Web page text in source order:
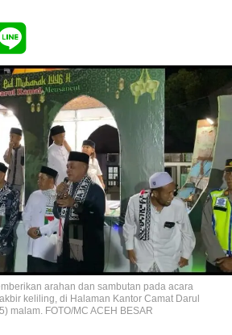
arahan dan sambutan pada acara
keliling, di Halaman Kantor Camat Darul
malam. FOTO/MC ACEH BESAR